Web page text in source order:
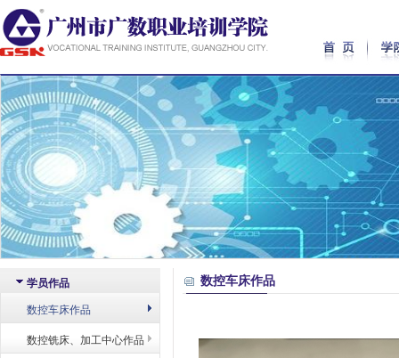
学员作品
数控车床作品
数控铣床、加工中心作品
数控车床作品